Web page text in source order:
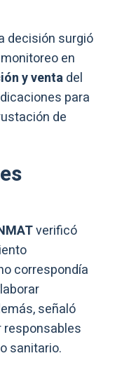
decisión surgió
en
y ventadel
para
de
verificó
correspondía
señaló
responsables
sanitario.